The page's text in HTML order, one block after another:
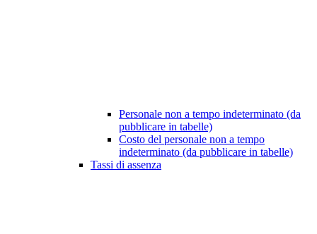
Personale non a tempo indeterminato (da
pubblicare in tabelle)
Costo del personale non a tempo
indeterminato (da pubblicare in tabelle)
Tassi di assenza